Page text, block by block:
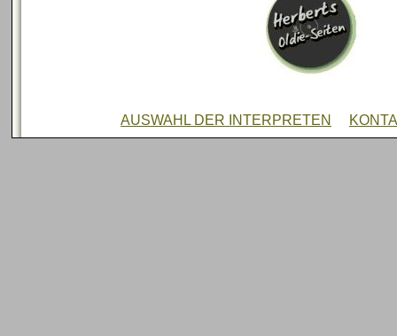
AUSWAHL DER INTERPRETEN